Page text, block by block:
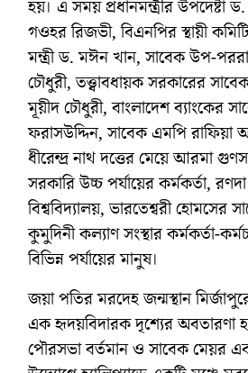
হয়। এ সময় প্রধানমন্ত্রীর উপদেষ্টা
গওহর রিজভী, বিএনপির স্থায়ী
মন্ত্রী ড. মঈন খান, সাবেক উপ-
চৌধুরী, তত্ত্বাবধায়ক সরকারের
মূয়ীদ চৌধুরী, বাংলাদেশ ব্যাংকের
ফরাসউদ্দিন, সাবেক এমপি রাফিয়া
ধীরেন্দ্র নাথ দত্তের মেয়ে আরমা
সরকারি উচ্চ পর্যায়ের কর্মকর্তা, রণদা
বিশ্ববিদ্যালয়, ভারতেশ্বরী হোমসের
কুমুদিনী কল্যাণ সংস্থার কর্মকর্তা-
বিভিন্ন পর্যায়ের মানুষ।
জয়া পতির মরদেহ জন্মস্থান
এক হৃদয়বিদারক দৃশ্যের অবতারণা
পৌরসভা বর্তমান ও সাবেক মেয়র